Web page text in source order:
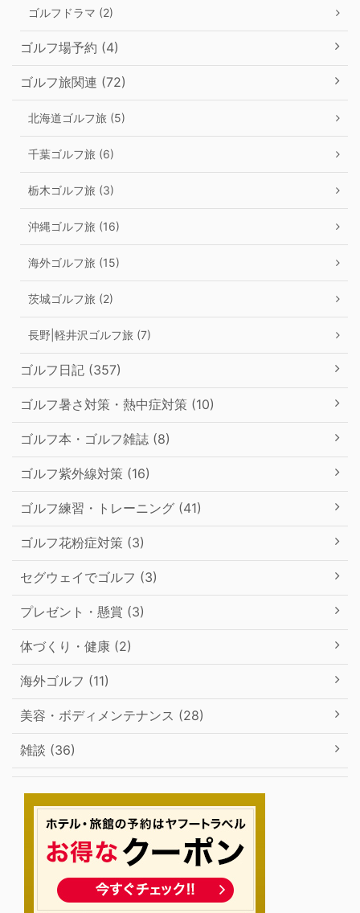
ゴルフドラマ (2)
ゴルフ場予約 (4)
ゴルフ旅関連 (72)
北海道ゴルフ旅 (5)
千葉ゴルフ旅 (6)
栃木ゴルフ旅 (3)
沖縄ゴルフ旅 (16)
海外ゴルフ旅 (15)
茨城ゴルフ旅 (2)
長野|軽井沢ゴルフ旅 (7)
ゴルフ日記 (357)
ゴルフ暑さ対策・熱中症対策 (10)
ゴルフ本・ゴルフ雑誌 (8)
ゴルフ紫外線対策 (16)
ゴルフ練習・トレーニング (41)
ゴルフ花粉症対策 (3)
セグウェイでゴルフ (3)
プレゼント・懸賞 (3)
体づくり・健康 (2)
海外ゴルフ (11)
美容・ボディメンテナンス (28)
雑談 (36)